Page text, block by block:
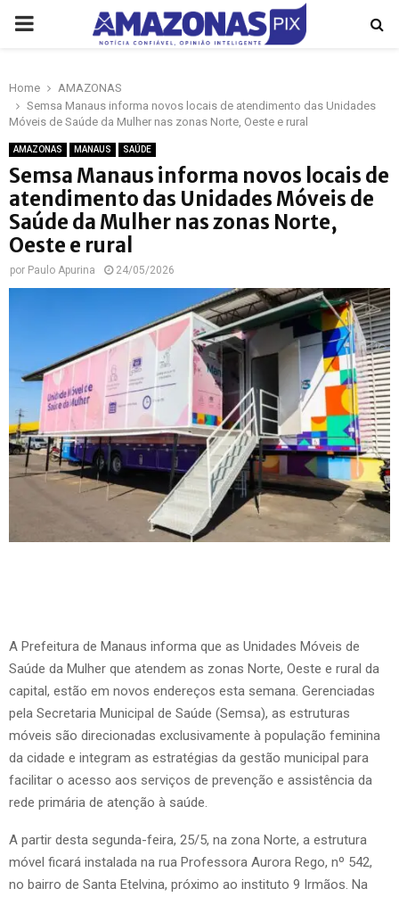
PRIMARY
Home
AMAZONAS
Semsa Manaus informa novos locais de atendimento das Unidades
Móveis de Saúde da Mulher nas zonas Norte, Oeste e rural
AMAZONAS MANAUS SAÚDE
Semsa Manaus informa novos locais de
atendimento das Unidades Móveis de
Saúde da Mulher nas zonas Norte,
Oeste e rural
por Paulo Apurina 24/05/2026
A Prefeitura de Manaus informa que as Unidades Móveis de
Saúde da Mulher que atendem as zonas Norte, Oeste e rural da
capital, estão em novos endereços esta semana. Gerenciadas
pela Secretaria Municipal de Saúde (Semsa), as estruturas
móveis são direcionadas exclusivamente à população feminina
da cidade e integram as estratégias da gestão municipal para
facilitar o acesso aos serviços de prevenção e assistência da
rede primária de atenção à saúde.
A partir desta segunda-feira, 25/5, na zona Norte, a estrutura
móvel ficará instalada na rua Professora Aurora Rego, nº 542,
no bairro de Santa Etelvina, próximo ao instituto 9 Irmãos. Na